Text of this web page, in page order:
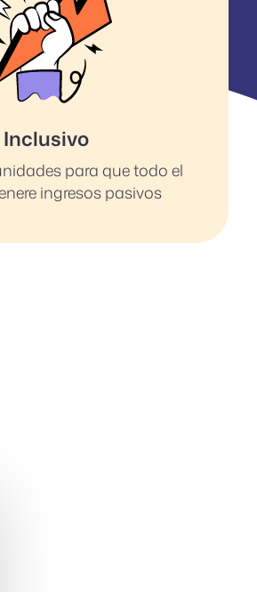
Inclusivo
para que todo el
ingresos pasivos